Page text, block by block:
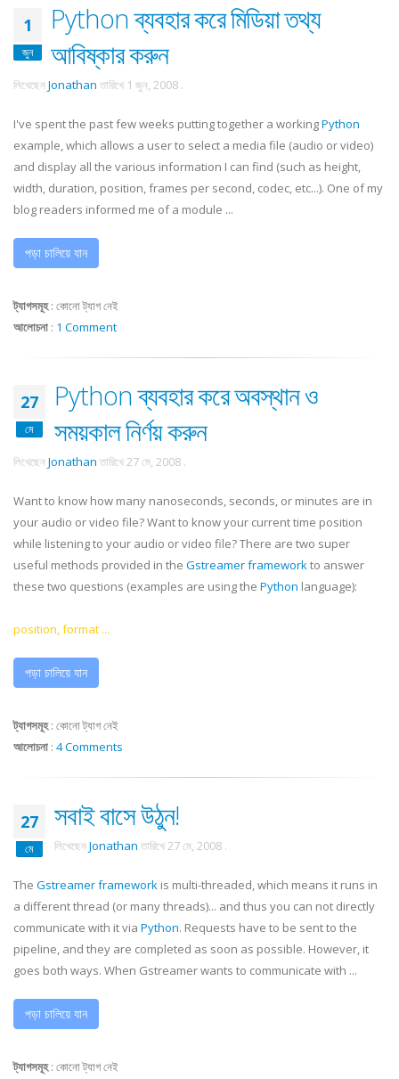
1
জুন
Python ব্যবহার করে মিডিয়া তথ্য
আবিষ্কার করুন
লিখেছেন Jonathan তারিখে 1 জুন, 2008 .
I've spent the past few weeks putting together a workingPython
example, which allows a user to select a media file (audio or video)
and display all the various information I can find (such as height,
width, duration, position, frames per second, codec, etc...). One of my
blog readers informed me of a module ...
পড়া চালিয়ে যান
ট্যাগসমূহ: কোনো ট্যাগ নেই
আলোচনা : 1 Comment
27
মে
Python ব্যবহার করে অবস্থান ও
সময়কাল নির্ণয় করুন
লিখেছেন Jonathan তারিখে27 মে, 2008 .
Want to know how many nanoseconds, seconds, or minutes are in
your audio or video file? Want to know your current time position
while listening to your audio or video file? There are two super
useful methods provided in the Gstreamerframeworkto answer
these two questions (examples are using the Python language):
position, format ...
পড়া চালিয়ে যান
ট্যাগসমূহ: কোনো ট্যাগ নেই
আলোচনা : 4 Comments
27
মে
সবাই বাসে উঠুন!
লিখেছেন Jonathan তারিখে27 মে, 2008 .
The Gstreamerframework is multi-threaded, which means it runs in
a different thread (or many threads)... and thus you can not directly
communicate with it via Python. Requests have to be sent to the
pipeline, and they are completed as soon as possible. However, it
goes both ways. When Gstreamerwants to communicate with ...
পড়া চালিয়ে যান
ট্যাগসমূহ: কোনো ট্যাগ নেই